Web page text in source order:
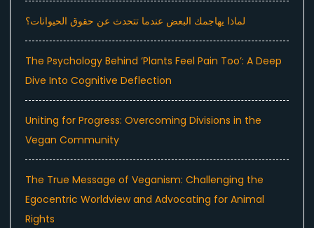
لماذا يهاجمك البعض عندما تتحدث عن حقوق الحيوانات؟
The Psychology Behind ‘Plants Feel Pain Too’: A Deep
Dive Into Cognitive Deflection
Uniting for Progress: Overcoming Divisions in the
Vegan Community
The True Message of Veganism: Challenging the
Egocentric Worldview and Advocating for Animal
Rights